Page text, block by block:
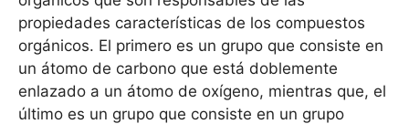
propiedades características de los compuestos
orgánicos. El primero es un grupo que consiste en
un átomo de carbono que está doblemente
enlazado a un átomo de oxígeno, mientras que, el
último es un grupo que consiste en un grupo